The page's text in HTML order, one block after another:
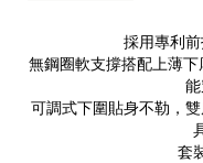
採用專利
無鋼圈軟支撐搭配上薄
能
可調式下圍貼身不勒，
套